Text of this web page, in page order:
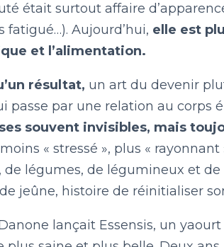
était surtout affaire
fatigué…). Aujourd’hui, elle est
et l’alimentation.
résultat, un art du devenir
passe par une relation au corps
souvent invisibles, mais
« stressé », plus «
légumes, de légumineux et
jeûne, histoire de réinitialiser
lançait Essensis, un